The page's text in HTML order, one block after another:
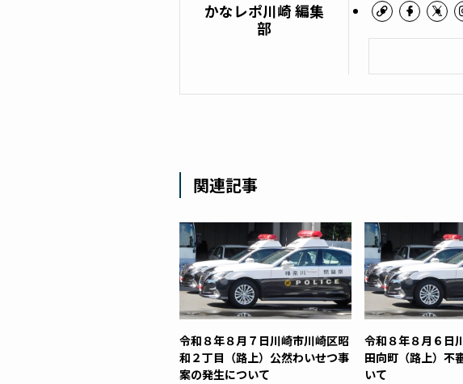
かなレポ川崎 編集
部
関連記事
令和８年８月７日川崎市川崎区昭
和２丁目（路上）公然わいせつ事
案の発生について
令和８年８月６日
田向町（路上）不
いて